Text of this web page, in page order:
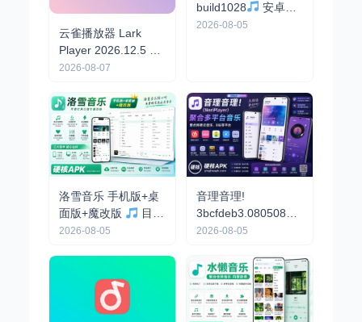
云雀播放器 Lark
Player 2026.12.5 高
级版
高颜值音乐
畅，全球超1亿用户
2026-08-07
build1028
安卓最
强音乐播放器，解锁
2026-08-05
洛雪音乐 手机版+桌
面版+魔改版
目前
最强免费音乐软件，
2026-08-05
音理音理!
3bcfdeb3.08050855
开源免费 - 聚合海量
持下载
2026-08-05